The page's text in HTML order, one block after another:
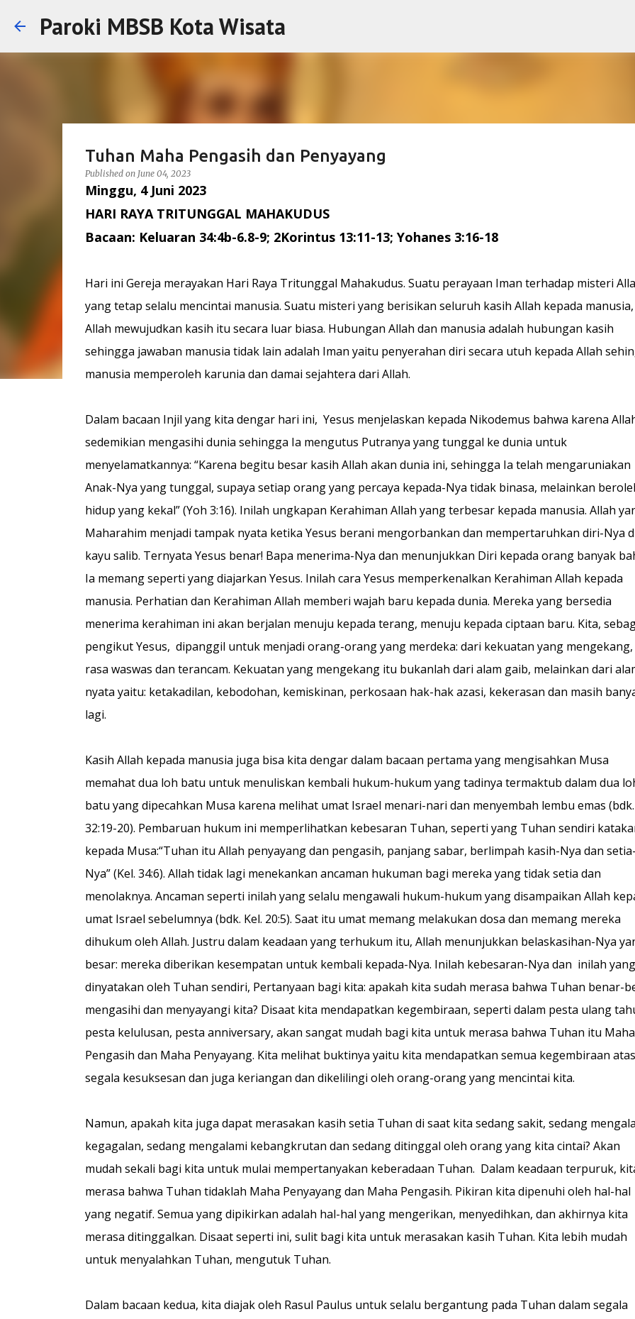
Paroki MBSB Kota Wisata
Tuhan Maha Pengasih dan Penyayang
Published on June 04, 2023
Minggu, 4 Juni 2023
HARI RAYA TRITUNGGAL MAHAKUDUS
Bacaan: Keluaran 34:4b-6.8-9; 2Korintus 13:11-13; Yohanes 3:16-18
Hari ini Gereja merayakan Hari Raya Tritunggal Mahakudus. Suatu perayaan Iman terhadap misteri
yang tetap selalu mencintai manusia. Suatu misteri yang berisikan seluruh kasih Allah kepada
Allah mewujudkan kasih itu secara luar biasa. Hubungan Allah dan manusia adalah hubungan kasih
sehingga jawaban manusia tidak lain adalah Iman yaitu penyerahan diri secara utuh kepada Allah
manusia memperoleh karunia dan damai sejahtera dari Allah.
Dalam bacaan Injil yang kita dengar hari ini, Yesus menjelaskan kepada Nikodemus bahwa karena
sedemikian mengasihi dunia sehingga Ia mengutus Putranya yang tunggal ke dunia untuk
menyelamatkannya: “Karena begitu besar kasih Allah akan dunia ini, sehingga Ia telah mengaruniakan
Anak-Nya yang tunggal, supaya setiap orang yang percaya kepada-Nya tidak binasa, melainkan
hidup yang kekal” (Yoh 3:16). Inilah ungkapan Kerahiman Allah yang terbesar kepada manusia. Allah
Maharahim menjadi tampak nyata ketika Yesus berani mengorbankan dan mempertaruhkan diri-Nya
kayu salib. Ternyata Yesus benar! Bapa menerima-Nya dan menunjukkan Diri kepada orang banyak
Ia memang seperti yang diajarkan Yesus. Inilah cara Yesus memperkenalkan Kerahiman Allah kepada
manusia. Perhatian dan Kerahiman Allah memberi wajah baru kepada dunia. Mereka yang bersedia
menerima kerahiman ini akan berjalan menuju kepada terang, menuju kepada ciptaan baru. Kita,
pengikut Yesus, dipanggil untuk menjadi orang-orang yang merdeka: dari kekuatan yang mengekang,
rasa waswas dan terancam. Kekuatan yang mengekang itu bukanlah dari alam gaib, melainkan dari
nyata yaitu: ketakadilan, kebodohan, kemiskinan, perkosaan hak-hak azasi, kekerasan dan masih
lagi.
Kasih Allah kepada manusia juga bisa kita dengar dalam bacaan pertama yang mengisahkan Musa
memahat dua loh batu untuk menuliskan kembali hukum-hukum yang tadinya termaktub dalam dua
batu yang dipecahkan Musa karena melihat umat Israel menari-nari dan menyembah lembu emas
32:19-20). Pembaruan hukum ini memperlihatkan kebesaran Tuhan, seperti yang Tuhan sendiri
kepada Musa:“Tuhan itu Allah penyayang dan pengasih, panjang sabar, berlimpah kasih-Nya dan setia-
Nya” (Kel. 34:6). Allah tidak lagi menekankan ancaman hukuman bagi mereka yang tidak setia dan
menolaknya. Ancaman seperti inilah yang selalu mengawali hukum-hukum yang disampaikan Allah
umat Israel sebelumnya (bdk. Kel. 20:5). Saat itu umat memang melakukan dosa dan memang mereka
dihukum oleh Allah. Justru dalam keadaan yang terhukum itu, Allah menunjukkan belaskasihan-Nya
besar: mereka diberikan kesempatan untuk kembali kepada-Nya. Inilah kebesaran-Nya dan inilah yang
dinyatakan oleh Tuhan sendiri, Pertanyaan bagi kita: apakah kita sudah merasa bahwa Tuhan benar-
mengasihi dan menyayangi kita? Disaat kita mendapatkan kegembiraan, seperti dalam pesta ulang
pesta kelulusan, pesta anniversary, akan sangat mudah bagi kita untuk merasa bahwa Tuhan itu Maha
Pengasih dan Maha Penyayang. Kita melihat buktinya yaitu kita mendapatkan semua kegembiraan atas
segala kesuksesan dan juga keriangan dan dikelilingi oleh orang-orang yang mencintai kita.
Namun, apakah kita juga dapat merasakan kasih setia Tuhan di saat kita sedang sakit, sedang
kegagalan, sedang mengalami kebangkrutan dan sedang ditinggal oleh orang yang kita cintai? Akan
mudah sekali bagi kita untuk mulai mempertanyakan keberadaan Tuhan. Dalam keadaan terpuruk,
merasa bahwa Tuhan tidaklah Maha Penyayang dan Maha Pengasih. Pikiran kita dipenuhi oleh hal-hal
yang negatif. Semua yang dipikirkan adalah hal-hal yang mengerikan, menyedihkan, dan akhirnya kita
merasa ditinggalkan. Disaat seperti ini, sulit bagi kita untuk merasakan kasih Tuhan. Kita lebih mudah
untuk menyalahkan Tuhan, mengutuk Tuhan.
Dalam bacaan kedua, kita diajak oleh Rasul Paulus untuk selalu bergantung pada Tuhan dalam segala